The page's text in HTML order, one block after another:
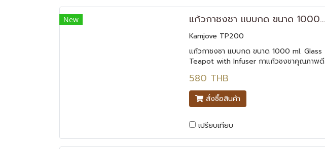
New แก้วกาชงชา แบบกด ขนาด 1000 ml.
Kamjove TP200
แก้วกาชงชา แบบกด ขนาด 1000 ml. Glass
Teapot with Infuser กาแก้วชงชาคุณภาพดี
รัด พกพาสะดวก ขนาดเทียบเท่ากับแก้วน้ำ
ด้วยขนาดที่เล็กกระทัดรัด กำลังพอดีจึง
สามารถแทนแก้วชาเพื่อดื่มจิบได้ตลอดเวลา
580 THB
สั่งซื้อสินค้า
เปรียบเทียบ